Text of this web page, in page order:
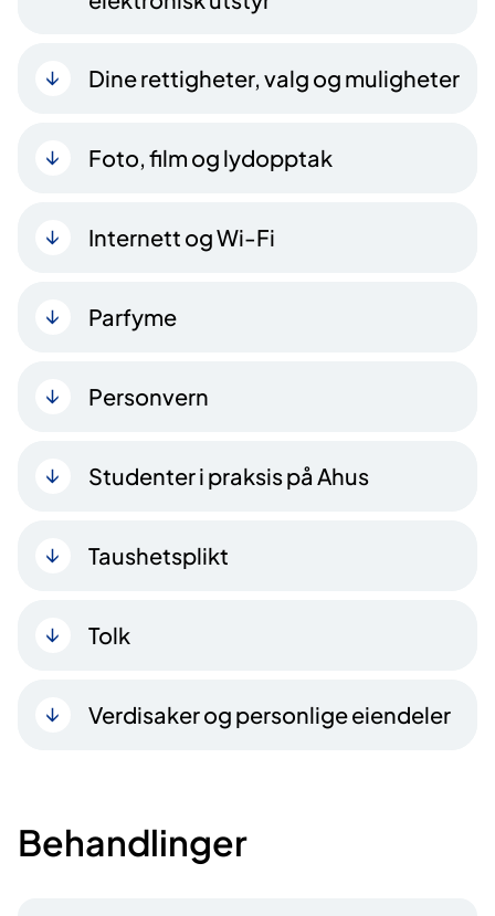
Dine rettigheter, valg og muligheter
Foto, film og lydopptak
Internett og Wi-Fi
Parfyme
Personvern
Studenter i praksis på Ahus
Taushetsplikt
Tolk
Verdisaker og personlige eiendeler
Behandlinger